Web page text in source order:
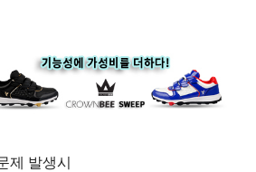
제 발생시